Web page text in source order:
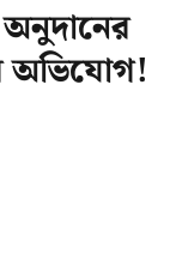
অনুদানের
অভিযোগ!